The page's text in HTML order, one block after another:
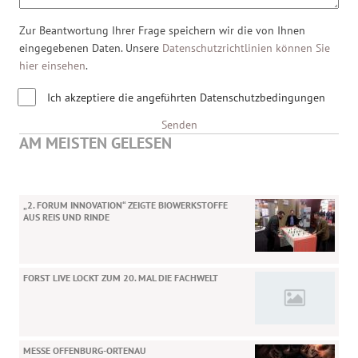
Zur Beantwortung Ihrer Frage speichern wir die von Ihnen
eingegebenen Daten. Unsere Datenschutzrichtlinien können Sie
hier einsehen.
Ich akzeptiere die angeführten Datenschutzbedingungen
Senden
AM MEISTEN GELESEN
„2. FORUM INNOVATION“ ZEIGTE BIOWERKSTOFFE
AUS REIS UND RINDE
FORST LIVE LOCKT ZUM 20. MAL DIE FACHWELT
MESSE OFFENBURG-ORTENAU